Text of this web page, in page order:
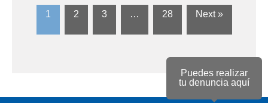
Puedes realizar
tu denuncia aquí
1 2 3 … 28 Next »